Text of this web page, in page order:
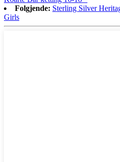
Folgjende: Sterling Silver
Girls